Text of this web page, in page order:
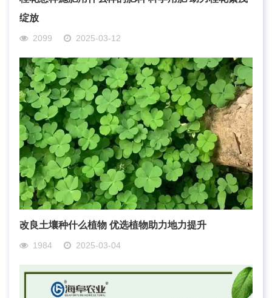
绽放
2099 2025-03-12
改良土壤种什么植物 优选植物助力地力提升
1984 2025-03-04